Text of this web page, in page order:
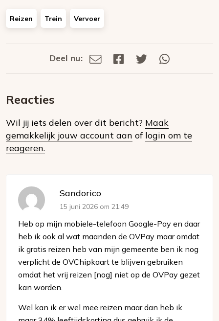
Reizen Trein Vervoer
Deel
social
Deel nu:
Deel
Deel
Deel
Reacties
Wil jij iets delen over dit bericht? Maak
gemakkelijk jouw account aan of login om te
reageren.
Sandorico
15 juni 2026 om 21:49
Heb op mijn mobiele-telefoon Google-Pay en daar
heb ik ook al wat maanden de OVPay maar omdat
ik gratis reizen heb van mijn gemeente ben ik nog
verplicht de OVChipkaart te blijven gebruiken
omdat het vrij reizen [nog] niet op de OVPay gezet
kan worden.
Wel kan ik er wel mee reizen maar dan heb ik